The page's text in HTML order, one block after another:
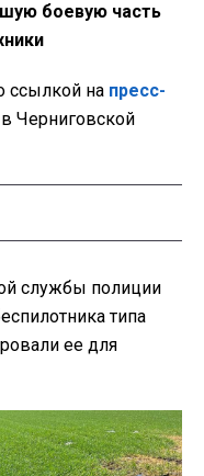
боевую часть
ссылкой на пресс-
Черниговской
службы полиции
типа
ее для